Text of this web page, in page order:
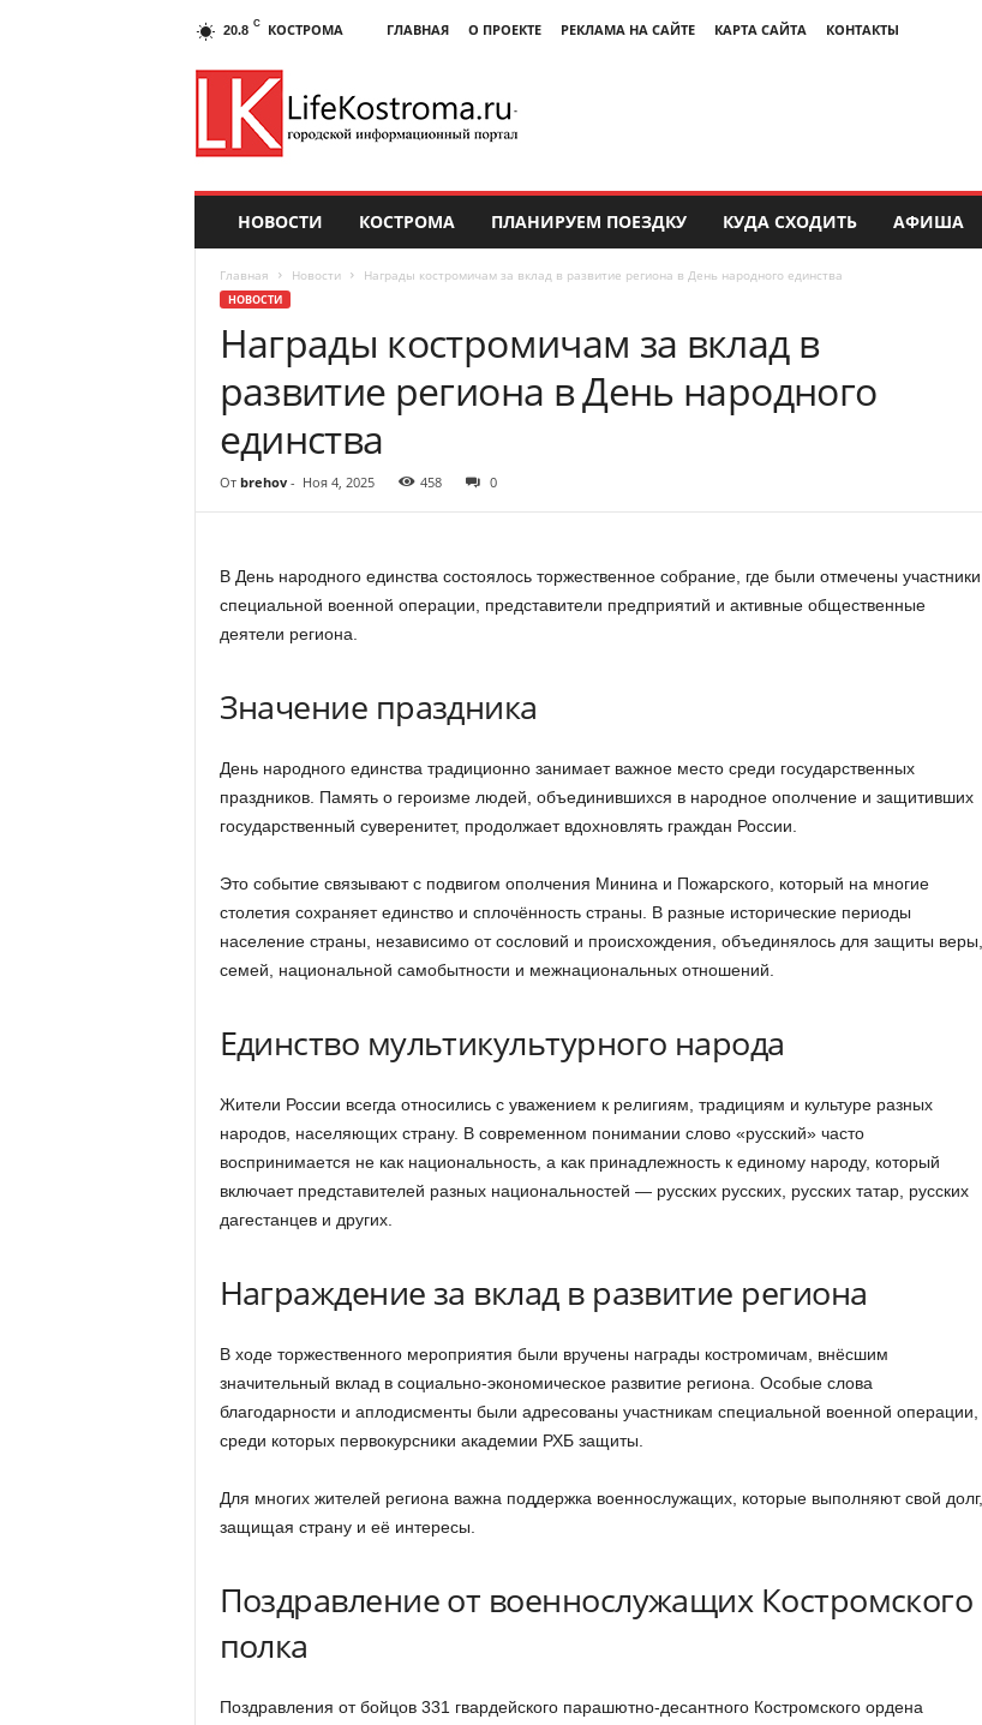
20.8 C КОСТРОМА ГЛАВНАЯ О ПРОЕКТЕ РЕКЛАМА НА САЙТЕ КАРТА САЙТА КОНТАКТЫ
НОВОСТИ КОСТРОМА ПЛАНИРУЕМ ПОЕЗДКУ КУДА СХОДИТЬ АФИША
Главная Новости Награды костромичам за вклад в развитие региона в День народного единства
НОВОСТИ
Награды костромичам за вклад в
развитие региона в День народного
единства
От brehov- Ноя 4, 2025 458 0
В День народного единства состоялось торжественное собрание, где были отмечены участники
специальной военной операции, представители предприятий и активные общественные
деятели региона.
Значение праздника
День народного единства традиционно занимает важное место среди государственных
праздников. Память о героизме людей, объединившихся в народное ополчение и защитивших
государственный суверенитет, продолжает вдохновлять граждан России.
Это событие связывают с подвигом ополчения Минина и Пожарского, который на многие
столетия сохраняет единство и сплочённость страны. В разные исторические периоды
население страны, независимо от сословий и происхождения, объединялось для защиты веры,
семей, национальной самобытности и межнациональных отношений.
Единство мультикультурного народа
Жители России всегда относились с уважением к религиям, традициям и культуре разных
народов, населяющих страну. В современном понимании слово «русский» часто
воспринимается не как национальность, а как принадлежность к единому народу, который
включает представителей разных национальностей — русских русских, русских татар, русских
дагестанцев и других.
Награждение за вклад в развитие региона
В ходе торжественного мероприятия были вручены награды костромичам, внёсшим
значительный вклад в социально-экономическое развитие региона. Особые слова
благодарности и аплодисменты были адресованы участникам специальной военной операции,
среди которых первокурсники академии РХБ защиты.
Для многих жителей региона важна поддержка военнослужащих, которые выполняют свой долг,
защищая страну и её интересы.
Поздравление от военнослужащих Костромского
полка
Поздравления от бойцов 331 гвардейского парашютно-десантного Костромского ордена